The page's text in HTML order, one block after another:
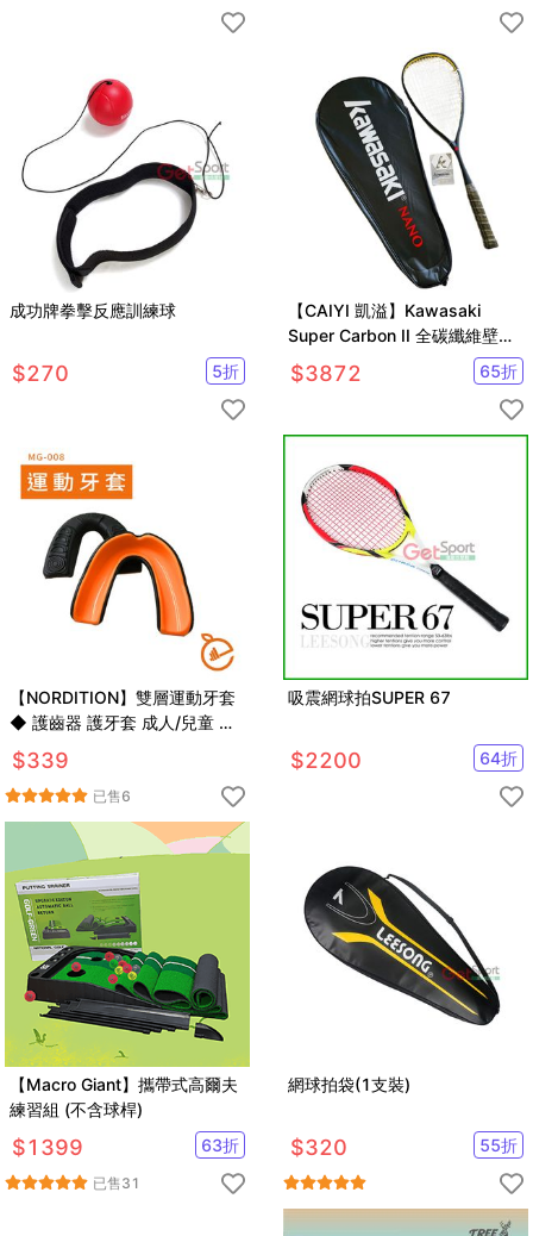
成功牌拳擊反應訓練球
$270 5折
【CAIYI 凱溢】Kawasaki
Super Carbon II 全碳纖維壁球
拍 迴力拍
$3872 65折
【NORDITION】雙層運動牙套
◆ 護齒器 護牙套 成人/兒童 雙
層(送收納盒) 台灣製 防磨牙 護
具 拳擊 散打
$339
已售6
吸震網球拍SUPER 67
$2200 64折
【Macro Giant】攜帶式高爾夫
練習組 (不含球桿)
$1399 63折
已售31
網球拍袋(1支裝)
$320 55折